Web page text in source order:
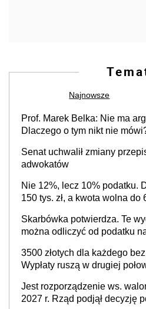
Najnowsze
Prof. Marek Belka: Nie ma
Dlaczego o tym nikt nie
Senat uchwalił zmiany
adwokatów
Nie 12%, lecz 10% podatku.
150 tys. zł, a kwota wolna do
Zapadła decyzja w sprawie
Skarbówka potwierdza. Te
można odliczyć od podatku
3500 złotych dla każdego
Wypłaty ruszą w drugiej
Jest rozporządzenie ws.
2027 r. Rząd podjął decyzję